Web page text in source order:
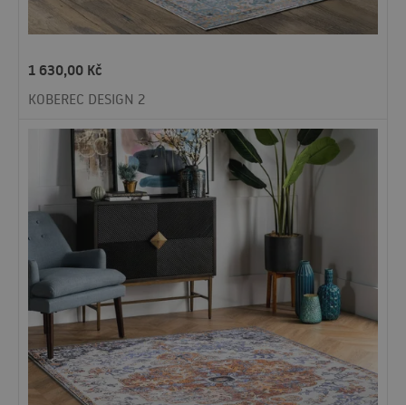
1 630,00 Kč
KOBEREC DESIGN 2